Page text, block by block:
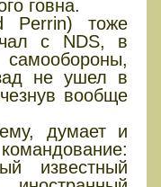
говна.
Perrin) тоже
с NDS, в
самообороны,
не ушел в
вообще
думает и
известный